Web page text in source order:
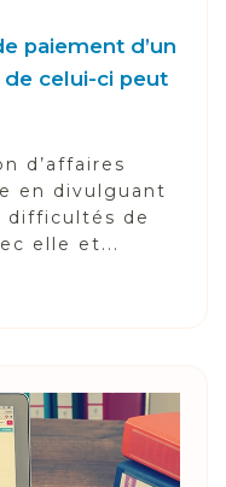
paiement d’un
celui-ci peut
d’affaires
en divulguant
difficultés de
elle et...